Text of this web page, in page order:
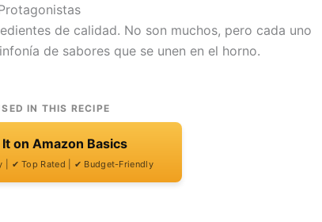
de calidad. No son muchos, pero cada uno
de sabores que se unen en el horno.
IN THIS RECIPE
on Amazon Basics
| ✔ Top Rated | ✔ Budget-Friendly